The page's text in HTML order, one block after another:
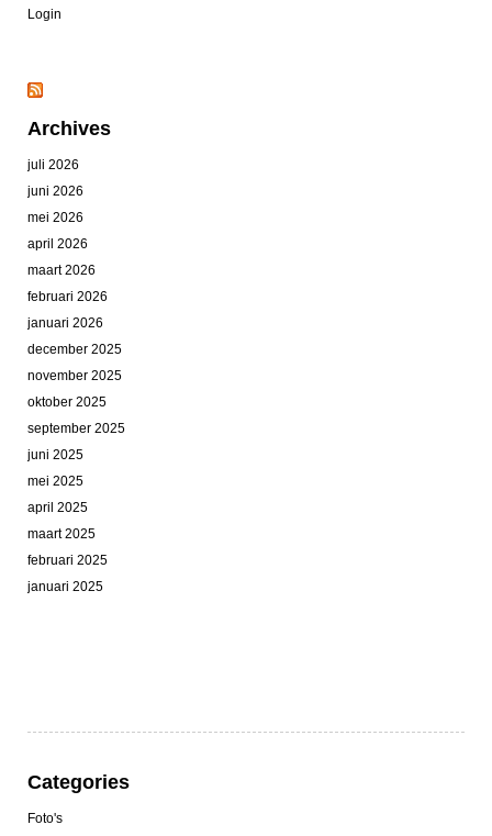
Login
Archives
juli 2026
juni 2026
mei 2026
april 2026
maart 2026
februari 2026
januari 2026
december 2025
november 2025
oktober 2025
september 2025
juni 2025
mei 2025
april 2025
maart 2025
februari 2025
januari 2025
Categories
Foto's